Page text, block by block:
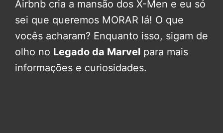
Airbnb cria a mansão dos X-Men e eu só
sei que queremos MORAR lá! O que
vocês acharam? Enquanto isso, sigam de
olho no Legado da Marvel para mais
informações e curiosidades.